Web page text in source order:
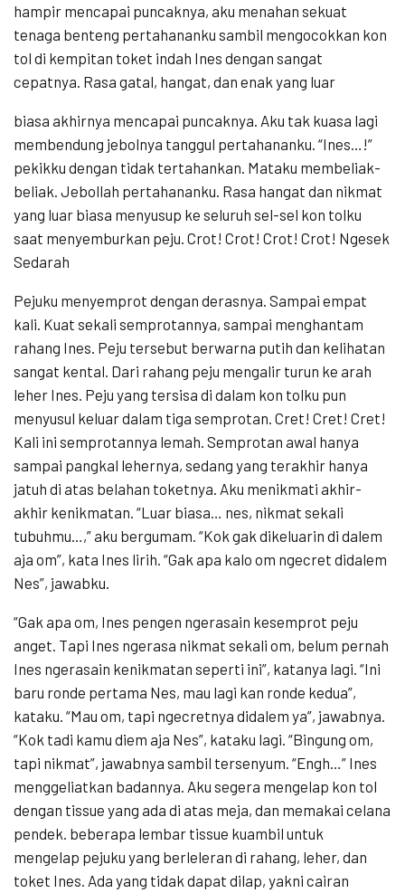
hampir mencapai puncaknya, aku menahan sekuat
tenaga benteng pertahananku sambil mengocokkan kon
tol di kempitan toket indah Ines dengan sangat
cepatnya. Rasa gatal, hangat, dan enak yang luar
biasa akhirnya mencapai puncaknya. Aku tak kuasa lagi
membendung jebolnya tanggul pertahananku. “Ines…!”
pekikku dengan tidak tertahankan. Mataku membeliak-
beliak. Jebollah pertahananku. Rasa hangat dan nikmat
yang luar biasa menyusup ke seluruh sel-sel kon tolku
saat menyemburkan peju. Crot! Crot! Crot! Crot! Ngesek
Sedarah
Pejuku menyemprot dengan derasnya. Sampai empat
kali. Kuat sekali semprotannya, sampai menghantam
rahang Ines. Peju tersebut berwarna putih dan kelihatan
sangat kental. Dari rahang peju mengalir turun ke arah
leher Ines. Peju yang tersisa di dalam kon tolku pun
menyusul keluar dalam tiga semprotan. Cret! Cret! Cret!
Kali ini semprotannya lemah. Semprotan awal hanya
sampai pangkal lehernya, sedang yang terakhir hanya
jatuh di atas belahan toketnya. Aku menikmati akhir-
akhir kenikmatan. “Luar biasa… nes, nikmat sekali
tubuhmu…,” aku bergumam. “Kok gak dikeluarin di dalem
aja om”, kata Ines lirih. “Gak apa kalo om ngecret didalem
Nes”, jawabku.
“Gak apa om, Ines pengen ngerasain kesemprot peju
anget. Tapi Ines ngerasa nikmat sekali om, belum pernah
Ines ngerasain kenikmatan seperti ini”, katanya lagi. “Ini
baru ronde pertama Nes, mau lagi kan ronde kedua”,
kataku. “Mau om, tapi ngecretnya didalem ya”, jawabnya.
“Kok tadi kamu diem aja Nes”, kataku lagi. “Bingung om,
tapi nikmat”, jawabnya sambil tersenyum. “Engh…” Ines
menggeliatkan badannya. Aku segera mengelap kon tol
dengan tissue yang ada di atas meja, dan memakai celana
pendek. beberapa lembar tissue kuambil untuk
mengelap pejuku yang berleleran di rahang, leher, dan
toket Ines. Ada yang tidak dapat dilap, yakni cairan